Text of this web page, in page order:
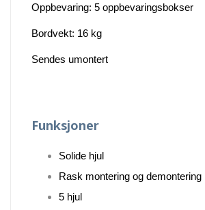
Oppbevaring: 5 oppbevaringsbokser
Bordvekt: 16 kg
Sendes umontert
Funksjoner
Solide hjul
Rask montering og demontering
5 hjul